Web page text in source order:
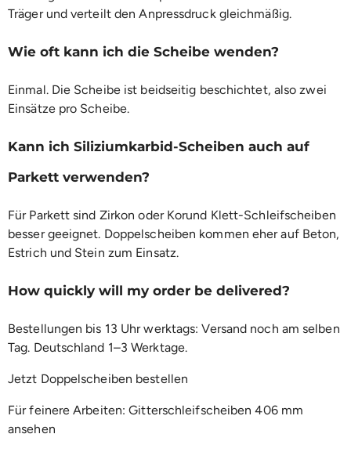
Träger und verteilt den Anpressdruck gleichmäßig.
Wie oft kann ich die Scheibe wenden?
Einmal. Die Scheibe ist beidseitig beschichtet, also zwei
Einsätze pro Scheibe.
Kann ich Siliziumkarbid-Scheiben auch auf
Parkett verwenden?
Für Parkett sind Zirkon oder Korund Klett-Schleifscheiben
besser geeignet. Doppelscheiben kommen eher auf Beton,
Estrich und Stein zum Einsatz.
How quickly will my order be delivered?
Bestellungen bis 13 Uhr werktags: Versand noch am selben
Tag. Deutschland 1–3 Werktage.
Jetzt Doppelscheiben bestellen
Für feinere Arbeiten:Gitterschleifscheiben 406 mm
ansehen